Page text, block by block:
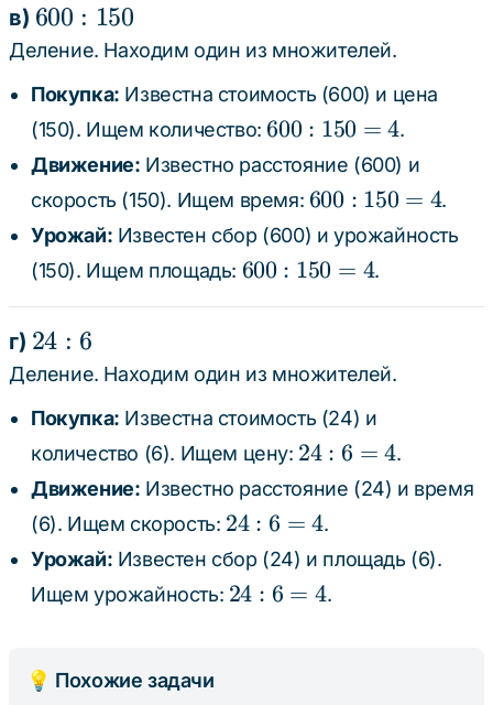
в) 600
:
150
600 : 150
Деление. Находим один из множителей.
Покупка: Известна стоимость (600) и цена
(150). Ищем количество: 600
:
=
4
600 : 150 = 4.
Движение: Известно расстояние (600) и
скорость (150). Ищем время: 600
:
150
=
4
600 : 150 = 4.
Урожай: Известен сбор (600) и урожайность
(150). Ищем площадь: 600
4
600 : 150 = 4.
г) 24
:
6
24 : 6
Деление. Находим один из множителей.
Покупка: Известна стоимость (24) и
количество (6). Ищем цену: 24
:
=
4
24 : 6 = 4.
Движение: Известно расстояние (24) и время
(6). Ищем скорость: 24
:
6
=
24 : 6 = 4.
Урожай: Известен сбор (24) и площадь (6).
Ищем урожайность: 24
24 : 6 = 4.
💡 Похожие задачи